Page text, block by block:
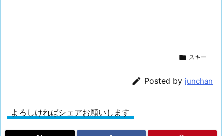
 スキー
 Posted by junchan
よろしければシェアお願いします